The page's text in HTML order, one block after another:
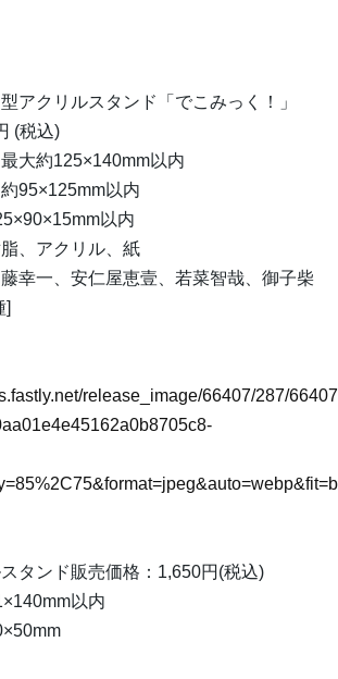
アクリルスタンド「でこみっく！」
(税込)
大約125×140mm以内
95×125mm以内
以内
、アクリル、紙
幸一、安仁屋恵壹、若菜智哉、御子柴
]
release_image/66407/287/
タンド販売価格：1,650円(税込)
以内